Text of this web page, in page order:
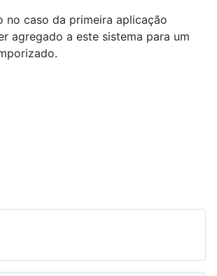
no caso da primeira aplicação
agregado a este sistema para um